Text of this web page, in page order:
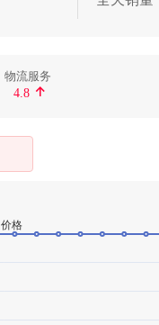
物流服务
4.8 